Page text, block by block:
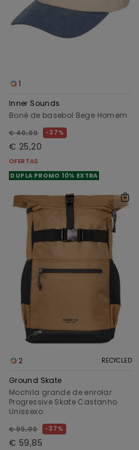
1
Inner Sounds
Boné de basebol Bege Homem
€ 40,00 37%
€ 25,20
OFERTAS
DUPLA PROMO 10% EXTRA
2 RECYCLED
Ground Skate
Mochila grande de enrolar
Progressive Skate Castanho
Unissexo
€ 95,00 37%
€ 59,85